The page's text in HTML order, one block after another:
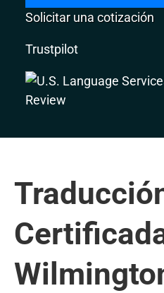
Solicitar una cotización
Trustpilot